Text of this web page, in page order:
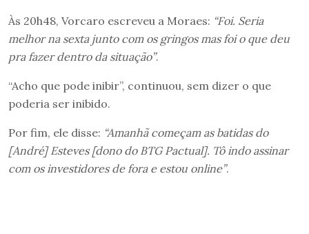
Às 20h48, Vorcaro escreveu a Moraes: “Foi. Seria
melhor na sexta junto com os gringos mas foi o que deu
pra fazer dentro da situação”.
“Acho que pode inibir”, continuou, sem dizer o que
poderia ser inibido.
Por fim, ele disse: “Amanhã começam as batidas do
[André] Esteves [dono do BTG Pactual]. Tô indo assinar
com os investidores de fora e estou online”.